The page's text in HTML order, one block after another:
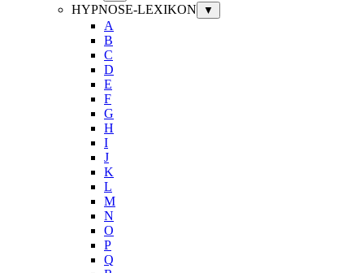
HYPNOSE-LEXIKON ▼
A
B
C
D
E
F
G
H
I
J
K
L
M
N
O
P
Q